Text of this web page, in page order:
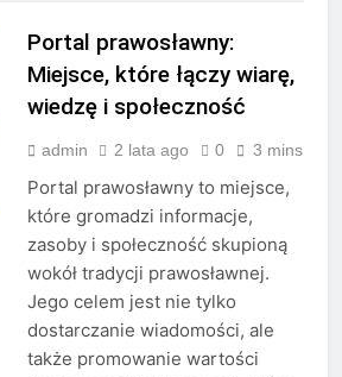
Portal prawosławny:
Miejsce, które łączy wiarę,
wiedzę i społeczność
admin 2 lata ago 0 3 mins
Portal prawosławny to miejsce,
które gromadzi informacje,
zasoby i społeczność skupioną
wokół tradycji prawosławnej.
Jego celem jest nie tylko
dostarczanie wiadomości, ale
także promowanie wartości